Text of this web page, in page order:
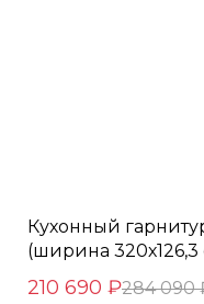
Кухонный
(ширина 320х126,3
210 690 ₽284 090